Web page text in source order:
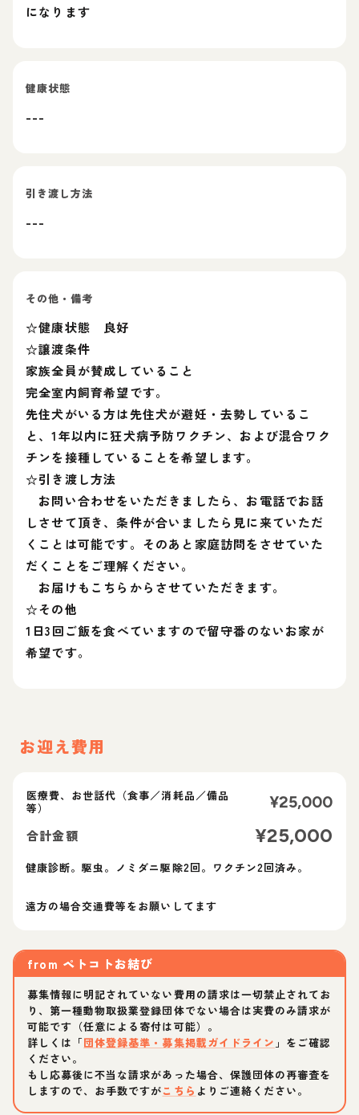
になります
健康状態
---
引き渡し方法
---
その他・備考
☆健康状態 良好
☆譲渡条件
家族全員が賛成していること
完全室内飼育希望です。
先住犬がいる方は先住犬が避妊・去勢しているこ
と、1年以内に狂犬病予防ワクチン、および混合ワク
チンを接種していることを希望します。
☆引き渡し方法
お問い合わせをいただきましたら、お電話でお話
しさせて頂き、条件が合いましたら見に来ていただ
くことは可能です。そのあと家庭訪問をさせていた
だくことをご理解ください。
お届けもこちらからさせていただきます。
☆その他
1日3回ご飯を食べていますので留守番のないお家が
希望です。
お迎え費用
医療費、お世話代（食事／消耗品／備品
等）
¥25,000
合計金額 ¥25,000
健康診断。駆虫。ノミダニ駆除2回。ワクチン2回済み。
from ペトコトお結び
募集情報に明記されていない費用の請求は一切禁止されてお
り、第一種動物取扱業登録団体でない場合は実費のみ請求が
可能です（任意による寄付は可能）。
詳しくは「団体登録基準・募集掲載ガイドライン 」をご確認
ください。
もし応募後に不当な請求があった場合、保護団体の再審査を
しますので、お手数ですがこちら よりご連絡ください。